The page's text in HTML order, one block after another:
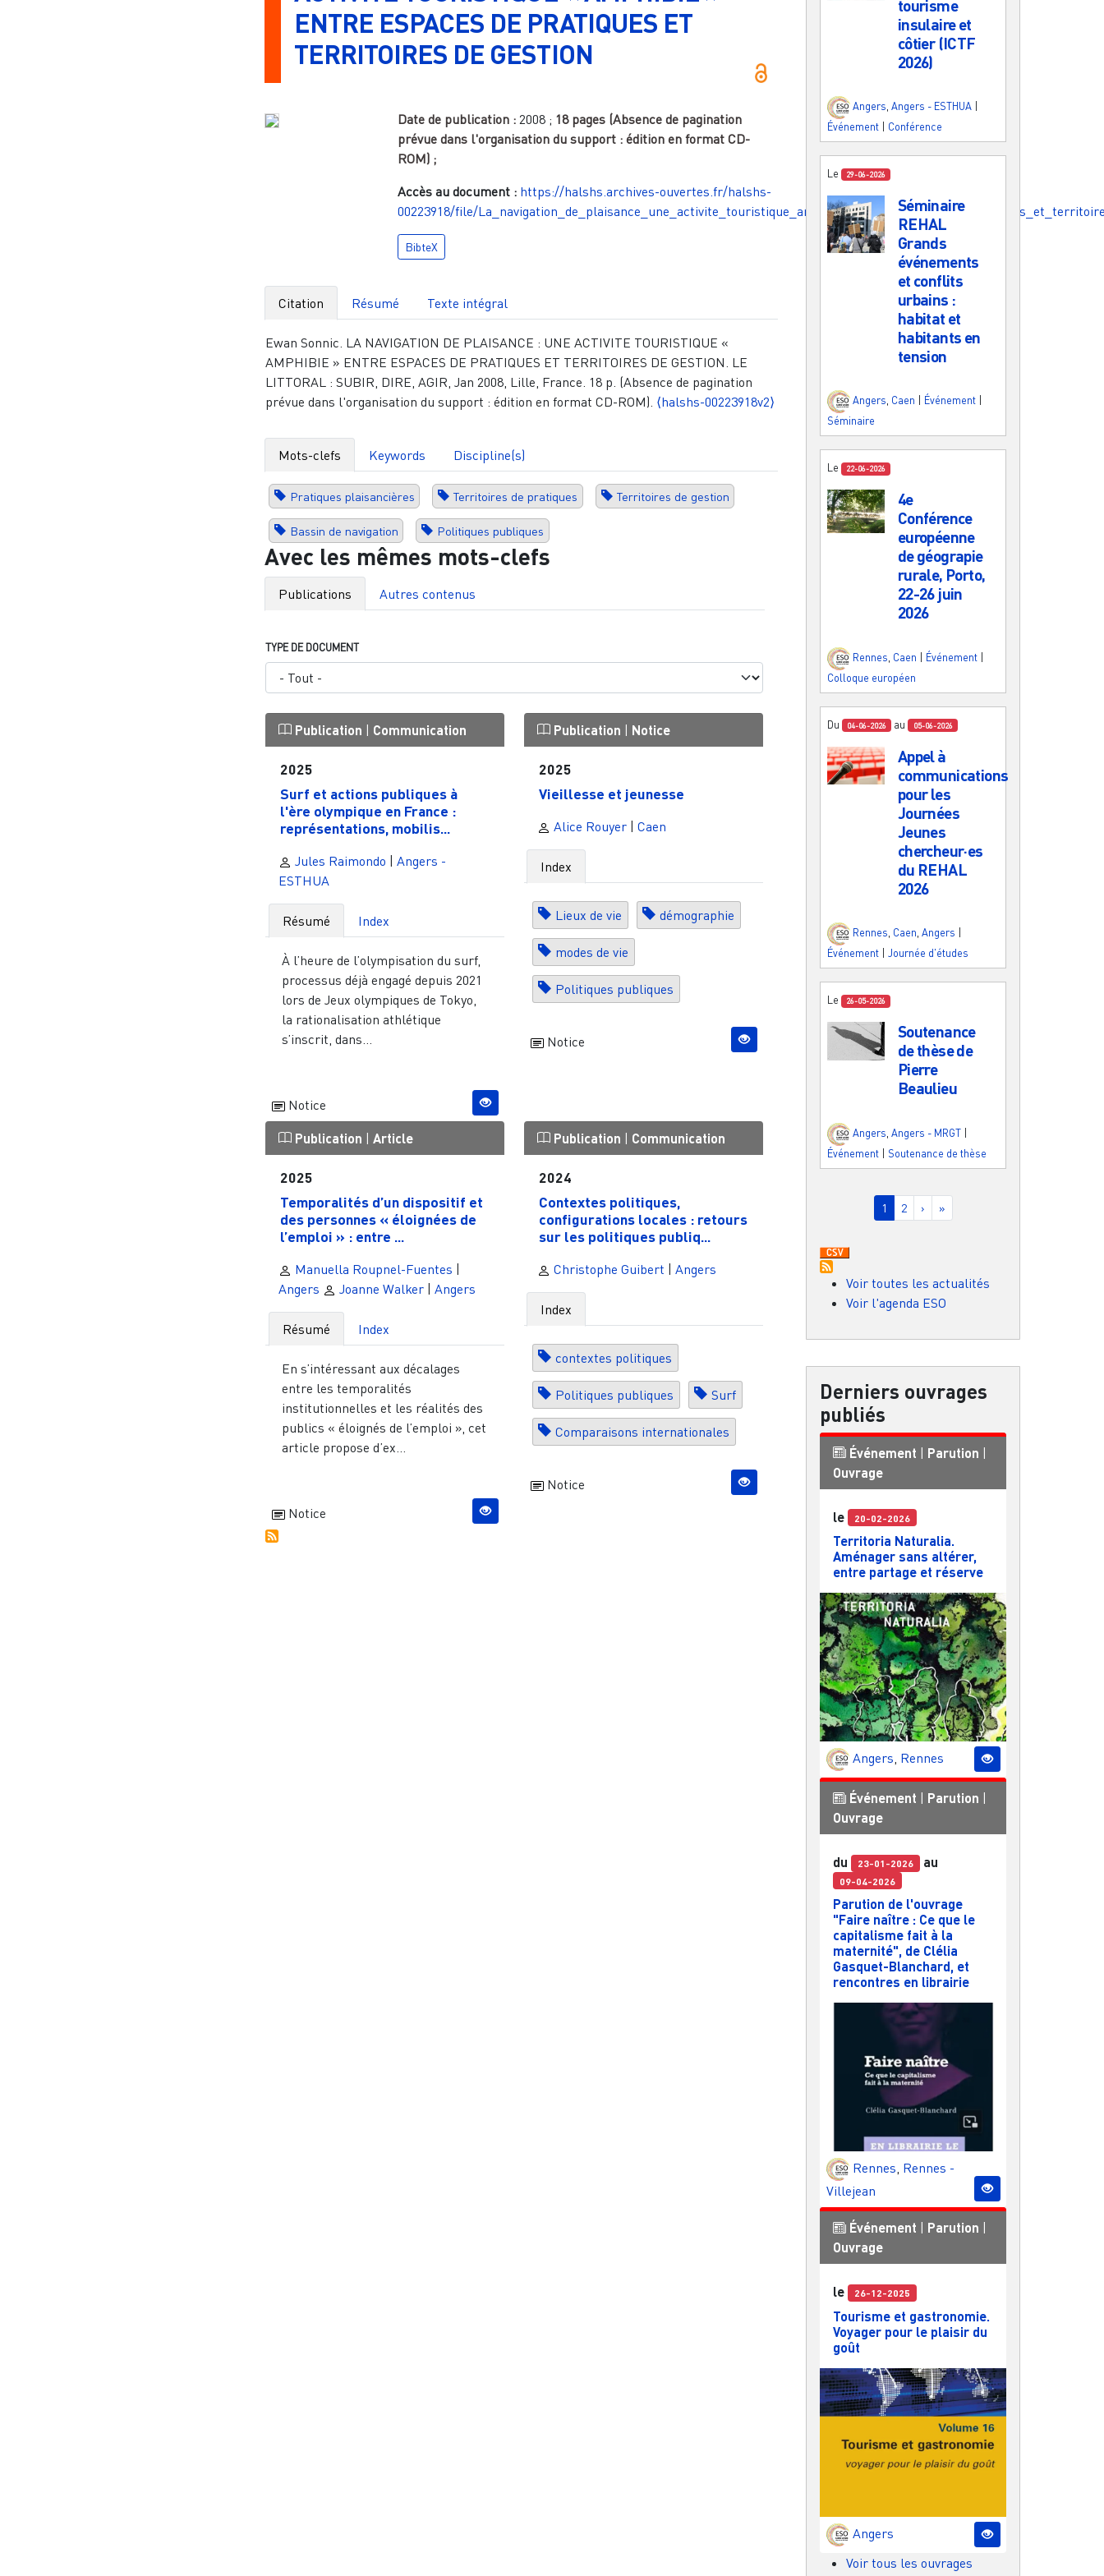
ENTRE ESPACES DE PRATIQUES ET
TERRITOIRES DE GESTION
Date de publication : 2008 ; 18 pages (Absence de pagination
prévue dans l'organisation du support : édition en format CD-
ROM) ;
Accès au document : https://halshs.archives-ouvertes.fr/halshs-
00223918/file/
BibteX
Citation Résumé Texte intégral
Ewan Sonnic. LA NAVIGATION DE PLAISANCE : UNE ACTIVITE TOURISTIQUE «
AMPHIBIE » ENTRE ESPACES DE PRATIQUES ET TERRITOIRES DE GESTION. LE
LITTORAL : SUBIR, DIRE, AGIR, Jan 2008, Lille, France. 18 p. (Absence de pagination
prévue dans l'organisation du support : édition en format CD-ROM). ⟨halshs-00223918v2⟩
Mots-clefs Keywords Discipline(s)
Pratiques plaisancières Territoires de pratiques Territoires de gestion
Bassin de navigation Politiques publiques
Avec les mêmes mots-clefs
Publications Autres contenus
TYPE DE DOCUMENT
Publication | Communication
2025
Surf et actions publiques à
l'ère olympique en France :
représentations, mobilis...
Jules Raimondo |Angers -
ESTHUA
Résumé Index
À l’heure de l’olympisation du surf,
processus déjà engagé depuis 2021
lors de Jeux olympiques de Tokyo,
la rationalisation athlétique
s’inscrit, dans...
Notice
Publication | Notice
2025
Vieillesse et jeunesse
Alice Rouyer |Caen
Index
Lieux de vie démographie
modes de vie
Politiques publiques
Notice
Publication |Article
2025
Temporalités d’un dispositif et
des personnes « éloignées de
l’emploi » : entre ...
Manuella Roupnel-Fuentes
Angers
Joanne Walker |Angers
Résumé Index
En s’intéressant aux décalages
entre les temporalités
institutionnelles et les réalités des
publics « éloignés de l’emploi », cet
article propose d’ex...
Notice
Publication | Communication
2024
Contextes politiques,
configurations locales : retours
sur les politiques publiq...
Christophe Guibert |Angers
Index
contextes politiques
Politiques publiques Surf
Comparaisons internationales
Notice
tourisme
insulaire et
côtier (ICTF
2026)
Angers Angers - ESTHUA
Événement
Conférence
Le 29-06-2026
Séminaire
REHAL
Grands
événements
et conflits
urbains :
habitat et
habitants en
tension
Angers, Caen Événement
Séminaire
Le 22-06-2026
4e
Conférence
européenne
de géograpie
rurale, Porto,
22-26 juin
2026
Rennes Caen Événement
Colloque européen
Du 04-06-2026 au 05-06-2026
Appel à
communications
pour les
Journées
Jeunes
chercheur·es
du REHAL
2026
Rennes, Caen, Angers
Événement
Journée d'études
Le 26-05-2026
Soutenance
de thèse de
Pierre
Beaulieu
Angers Angers - MRGT
Événement | Soutenance de thèse
Pagination
Page courante
1 Page
2 Page suivante
› Dernière page
»
Voir toutes les actualités
Voir l'agenda ESO
Derniers ouvrages
publiés
Événement | Parution |
Ouvrage
le 20-02-2026
Territoria Naturalia.
Aménager sans altérer,
entre partage et réserve
Angers, Rennes
Événement Parution
Ouvrage
du 23-01-2026 au
09-04-2026
Parution de l'ouvrage
"Faire naître : Ce que le
capitalisme fait à la
maternité", de Clélia
Gasquet-Blanchard, et
rencontres en librairie
Rennes, Rennes -
Villejean
Événement Parution
Ouvrage
le 26-12-2025
Tourisme et gastronomie.
Voyager pour le plaisir du
goût
Angers
Voir tous les ouvrages